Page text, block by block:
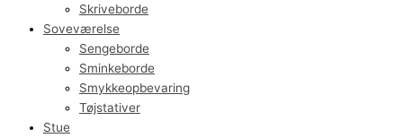
Skriveborde
Soveværelse
Sengeborde
Sminkeborde
Smykkeopbevaring
Tøjstativer
Stue